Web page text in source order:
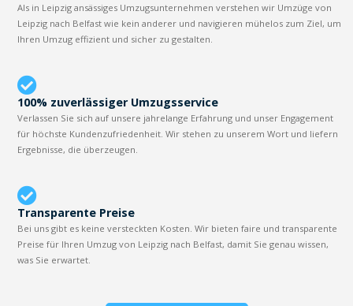
Als in Leipzig ansässiges Umzugsunternehmen verstehen wir Umzüge von
Leipzig nach Belfast wie kein anderer und navigieren mühelos zum Ziel, um
Ihren Umzug effizient und sicher zu gestalten.
100% zuverlässiger Umzugsservice
Verlassen Sie sich auf unsere jahrelange Erfahrung und unser Engagement
für höchste Kundenzufriedenheit. Wir stehen zu unserem Wort und liefern
Ergebnisse, die überzeugen.
Transparente Preise
Bei uns gibt es keine versteckten Kosten. Wir bieten faire und transparente
Preise für Ihren Umzug von Leipzig nach Belfast, damit Sie genau wissen,
was Sie erwartet.